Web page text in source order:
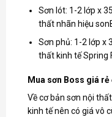
Sơn lót: 1-2 lớp x
thất nhãn hiệu
Sơn phủ: 1-2 lớp x
thất kinh tế Spring
Mua sơn Boss giá rẻ
Về cơ bản sơn nội
kinh tế nên có giá vô